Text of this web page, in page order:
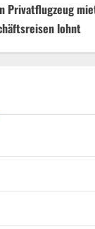
Privatflugzeug
lohnt